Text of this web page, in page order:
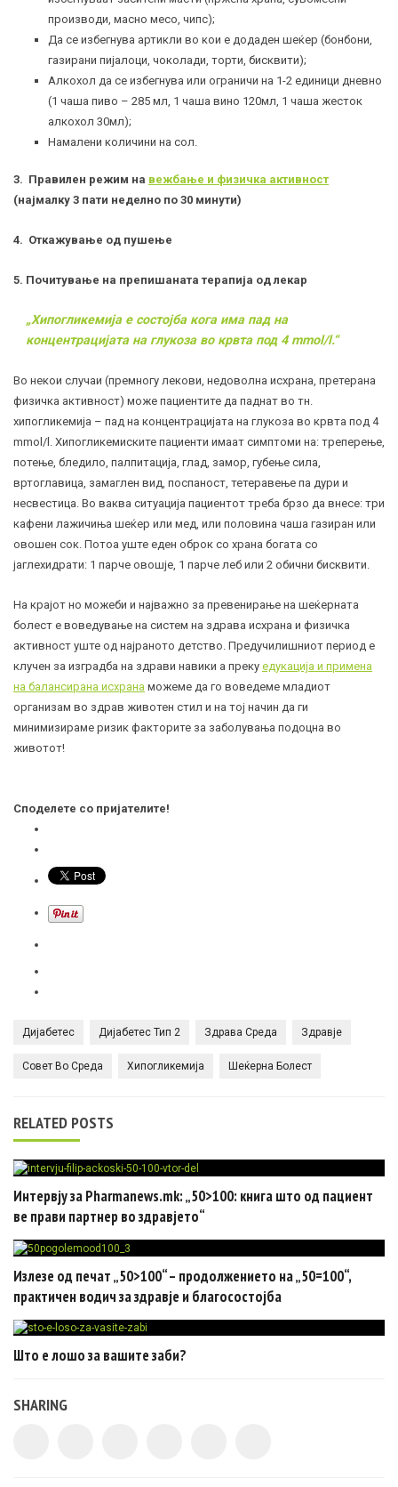
производи, масно месо, чипс);
Да се избегнува артикли во кои е додаден шеќер (бонбони,
газирани пијалоци, чоколади, торти, бисквити);
Алкохол да се избегнува или ограничи на 1-2 единици дневно
(1 чаша пиво – 285 мл, 1 чаша вино 120мл, 1 чаша жесток
алкохол 30мл);
Намалени количини на сол.
3. Правилен режим на вежбање и физичка активност
(најмалку 3 пати неделно по 30 минути)
4. Откажување од пушење
5. Почитување на препишаната терапија од лекар
„Хипогликемијае состојба кога има пад на
концентрацијата на глукоза во крвта под 4 mmol/l.“
Во некои случаи (премногу лекови, недоволна исхрана, претерана
физичка активност) може пациентите да паднат во тн.
хипогликемија – пад на концентрацијата на глукоза во крвта под 4
mmol/l . Хипогликемиските пациенти имаат симптоми на: треперење,
потење, бледило, палпитација, глад, замор, губење сила,
вртоглавица, замаглен вид, поспаност, тетеравење па дури и
несвестица. Во ваква ситуација пациентот треба брзо да внесе: три
кафени лажичиња шеќер или мед, или половина чаша газиран или
овошен сок. Потоа уште еден оброк со храна богата со
јаглехидрати: 1 парче овошје, 1 парче леб или 2 обични бисквити.
На крајот но можеби и најважно за превенирање на шеќерната
болест е воведување на систем на здрава исхрана и физичка
активност уште од најраното детство. Предучилишниот период е
клучен за изградба на здрави навики а преку едукација и примена
на балансирана исхрана можеме да го воведеме младиот
организам во здрав животен стил и на тој начин да ги
минимизираме ризик факторите за заболувања подоцна во
животот!
Споделете со пријателите!
Дијабетес Дијабетес Тип 2 Здрава Среда Здравје
Совет Во Среда Хипогликемија Шеќерна Болест
RELATED POSTS
Интервју за Pharmanews.mk: „50>100: книга што од пациент
ве прави партнер во здравјето“
Излезе од печат „50>100“ – продолжението на „50=100“,
практичен водич за здравје и благосостојба
Што е лошо за вашите заби?
SHARING